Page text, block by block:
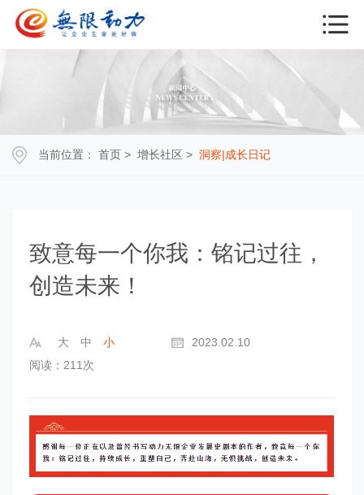
当前位置： 首页 > 增长社区 > 洞察|成长日记
致意每一个你我：铭记过往，
创造未来！
大 中 小
2023.02.10
阅读：211次